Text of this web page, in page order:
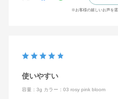
※お客様の嬉しいお声を選
使いやすい
容量：3g カラー：03 rosy pink bloom